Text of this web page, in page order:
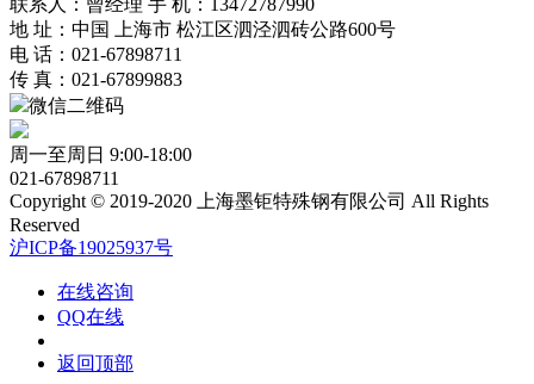
联系人：曾经理 手 机：13472787990
地 址：中国 上海市 松江区泗泾泗砖公路600号
电 话：021-67898711
传 真：021-67899883
微信二维码
周一至周日 9:00-18:00
021-67898711
Copyright © 2019-2020 上海墨钜特殊钢有限公司 All Rights
Reserved
沪ICP备19025937号
在线咨询
QQ在线
返回顶部